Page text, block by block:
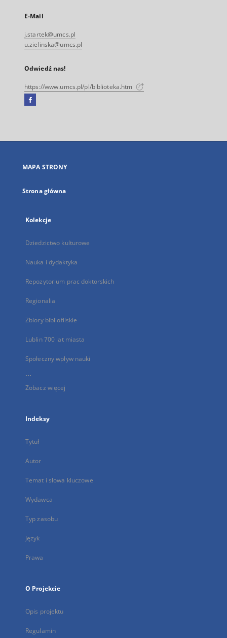
E-Mail
j.startek@umcs.pl
u.zielinska@umcs.pl
Odwiedź nas!
https://www.umcs.pl/pl/biblioteka.htm
Facebook
się
karcie
MAPA STRONY
Strona główna
Kolekcje
Dziedzictwo kulturowe
Nauka i dydaktyka
Repozytorium prac doktorskich
Regionalia
Zbiory bibliofilskie
Lublin 700 lat miasta
Społeczny wpływ nauki
...
Zobacz więcej
Indeksy
Tytuł
Autor
Temat i słowa kluczowe
Wydawca
Typ zasobu
Język
Prawa
O Projekcie
Opis projektu
Regulamin